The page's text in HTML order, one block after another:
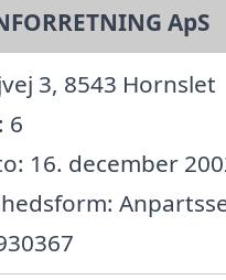
ApS
3, 8543 Hornslet
6
16. december